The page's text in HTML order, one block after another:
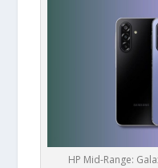
HP Mid-Range: